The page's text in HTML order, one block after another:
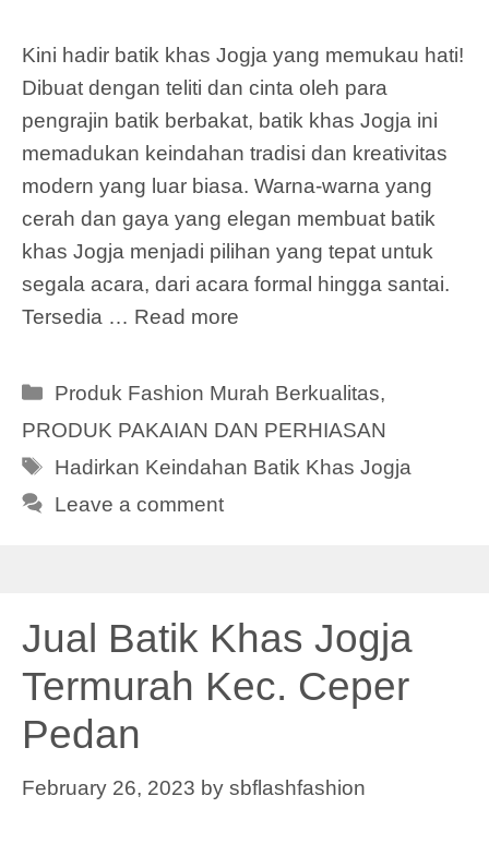
Kini hadir batik khas Jogja yang memukau hati!
Dibuat dengan teliti dan cinta oleh para
pengrajin batik berbakat, batik khas Jogja ini
memadukan keindahan tradisi dan kreativitas
modern yang luar biasa. Warna-warna yang
cerah dan gaya yang elegan membuat batik
khas Jogja menjadi pilihan yang tepat untuk
segala acara, dari acara formal hingga santai.
Tersedia … Read more
Categories
Produk Fashion Murah Berkualitas,
PRODUK PAKAIAN DAN PERHIASAN
Tags
Hadirkan Keindahan Batik Khas Jogja
Leave a comment
Jual Batik Khas Jogja
Termurah Kec. Ceper
Pedan
February 26, 2023 by sbflashfashion